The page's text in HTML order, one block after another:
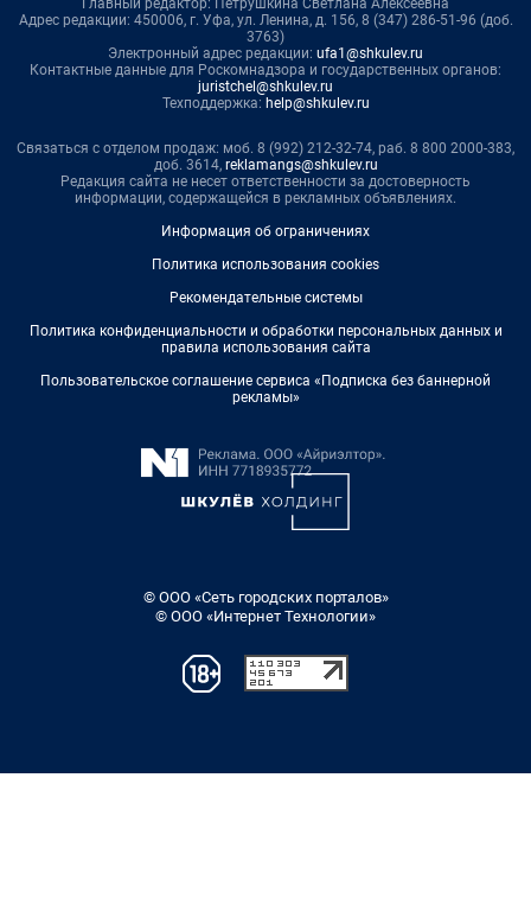
Главный редактор: Петрушкина Светлана Алексеевна
Адрес редакции: 450006, г. Уфа, ул. Ленина, д. 156, 8 (347) 286-51-96 (доб.
3763)
Электронный адрес редакции: ufa1@shkulev.ru
Контактные данные для Роскомнадзора и государственных органов:
juristchel@shkulev.ru
Техподдержка: help@shkulev.ru
Связаться с отделом продаж: моб. 8 (992) 212-32-74, раб. 8 800 2000-383,
доб. 3614, reklamangs@shkulev.ru
Редакция сайта не несет ответственности за достоверность
информации, содержащейся в рекламных объявлениях.
Информация об ограничениях
Политика использования cookies
Рекомендательные системы
Политика конфиденциальности и обработки персональных данных и
правила использования сайта
Пользовательское соглашение сервиса «Подписка без баннерной
рекламы»
© ООО «Сеть городских порталов»
© ООО «Интернет Технологии»